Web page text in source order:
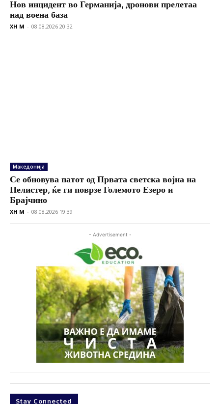
Нов инцидент во Германија, дронови прелетаа
над воена база
XH M - 08.08.2026 20:32
Македонија
Се обновува патот од Првата светска војна на
Пелистер, ќе ги поврзе Големото Езеро и
Брајчино
XH M - 08.08.2026 19:39
- Advertisement -
Stay Connected